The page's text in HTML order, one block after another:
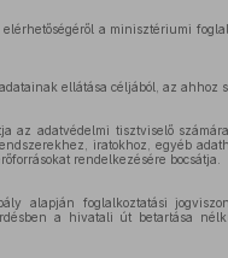
a minisztériumi
ellátása céljából, az ahhoz
az adatvédelmi tisztviselő
iratokhoz, egyéb
rendelkezésére bocsátja.
alapján foglalkoztatási
a hivatali út betartása